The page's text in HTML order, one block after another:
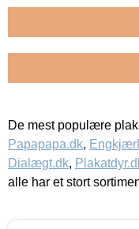
De mest populære
Papapapa.dk,
Dialægt.dk,
alle har et stort